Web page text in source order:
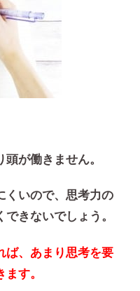
が働きません。
くいので、思考力の
きないでしょう。
ば、あまり思考を要
す。